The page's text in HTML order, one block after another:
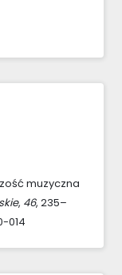
muzyczna
, 46, 235–
014